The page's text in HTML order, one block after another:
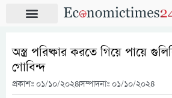
অস্ত্র পরিষ্কার করতে গিয়ে পায়ে
গোবিন্দ
প্রকাশঃ ০১/১০/২০২৪সম্পাদনাঃ ০১/১০/২০২৪